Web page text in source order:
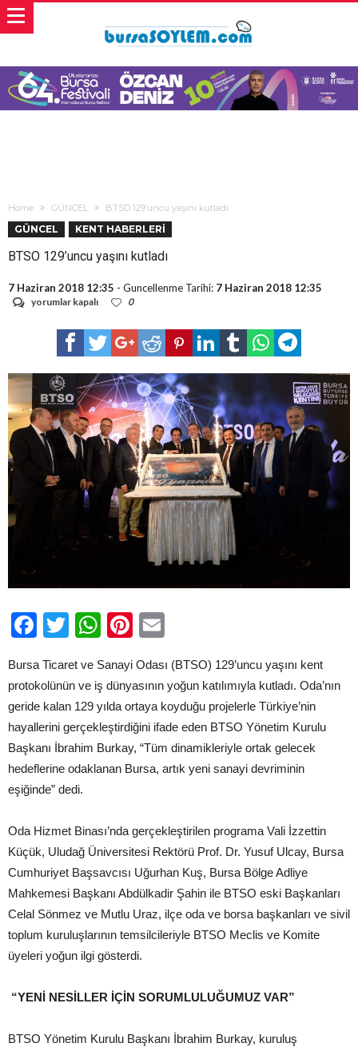
Home GÜNCEL BTSO 129’uncu yaşını kutladı
GÜNCEL KENT HABERLERİ
BTSO 129’uncu yaşını kutladı
7 Haziran 2018 12:35 - Guncellenme Tarihi: 7 Haziran 2018 12:35
BTSO
yorumlar kapalı 0
Facebook
TwitterWhatsApp
Pinterest
Bursa Ticaret ve Sanayi Odası (BTSO) 129’uncu yaşını kent
protokolünün ve iş dünyasının yoğun katılımıyla kutladı. Oda’nın
geride kalan 129 yılda ortaya koyduğu projelerle Türkiye’nin
hayallerini gerçekleştirdiğini ifade eden BTSO Yönetim Kurulu
Başkanı İbrahim Burkay, “Tüm dinamikleriyle ortak gelecek
hedeflerine odaklanan Bursa, artık yeni sanayi devriminin
eşiğinde” dedi.
Oda Hizmet Binası’nda gerçekleştirilen programa Vali İzzettin
Küçük, Uludağ Üniversitesi Rektörü Prof. Dr. Yusuf Ulcay, Bursa
Cumhuriyet Başsavcısı Uğurhan Kuş, Bursa Bölge Adliye
Mahkemesi Başkanı Abdülkadir Şahin ile BTSO eski Başkanları
Celal Sönmez ve Mutlu Uraz, ilçe oda ve borsa başkanları ve sivil
toplum kuruluşlarının temsilcileriyle BTSO Meclis ve Komite
üyeleri yoğun ilgi gösterdi.
“YENİ NESİLLER İÇİN SORUMLULUĞUMUZ VAR”
BTSO Yönetim Kurulu Başkanı İbrahim Burkay, kuruluş